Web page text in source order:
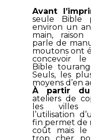
Avant
seule Bible
environ un
main,
parle de
moutons ont
concevoir le
Bible
Seuls, les
moyens d’en
À partir du
ateliers de
les villes
l’utilisation
fin permet de
coût mais le